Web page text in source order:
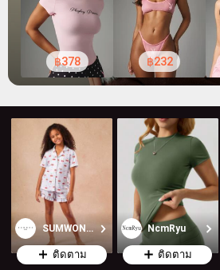
฿378 ฿232
SUMWON Kids
ติดตาม
NcmRyu
ติดตาม